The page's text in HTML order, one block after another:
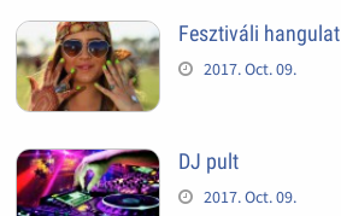
Fesztiváli hangulat
2017. Oct. 09.
DJ pult
2017. Oct. 09.